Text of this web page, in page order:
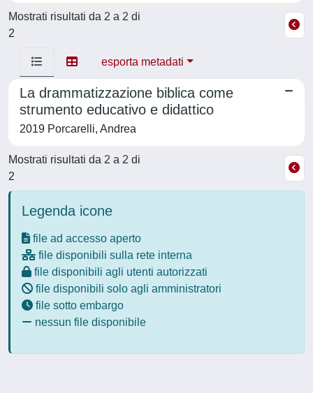
Mostrati risultati da 2 a 2 di
2
esporta metadati
La drammatizzazione biblica come
strumento educativo e didattico
2019 Porcarelli, Andrea
Mostrati risultati da 2 a 2 di
2
Legenda icone
file ad accesso aperto
file disponibili sulla rete interna
file disponibili agli utenti autorizzati
file disponibili solo agli amministratori
file sotto embargo
nessun file disponibile